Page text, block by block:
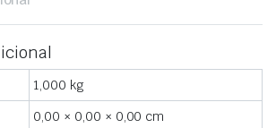
1,000 kg
0,00 × 0,00 × 0,00 cm